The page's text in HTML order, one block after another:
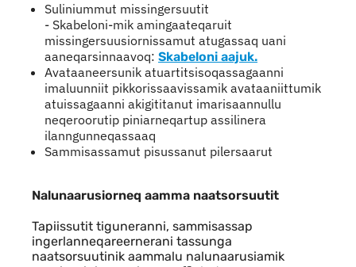
Suliniummut missingersuutit
- Skabeloni-mik amingaateqaruit
missingersuusiornissamut atugassaq uani
aaneqarsinnaavoq: Skabeloni aajuk.
Avataaneersunik atuartitsisoqassagaanni
imaluunniit pikkorissaavissamik avataaniittumik
atuissagaanni akigititanut imarisaannullu
neqeroorutip piniarneqartup assilinera
ilanngunneqassaaq
Sammisassamut pisussanut pilersaarut
Nalunaarusiorneq aamma naatsorsuutit
Tapiissutit tiguneranni, sammisassap
ingerlanneqareernerani tassunga
naatsorsuutinik aammalu nalunaarusiamik